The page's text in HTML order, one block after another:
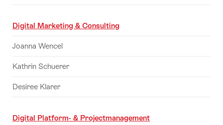
Digital Marketing & Consulting
Joanna Wencel
Kathrin Schuerer
Desiree Klarer
Digital Platform- & Projectmanagement